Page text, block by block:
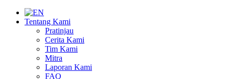
Tentang Kami
Pratinjau
Cerita Kami
Tim Kami
Mitra
Laporan Kami
FAQ